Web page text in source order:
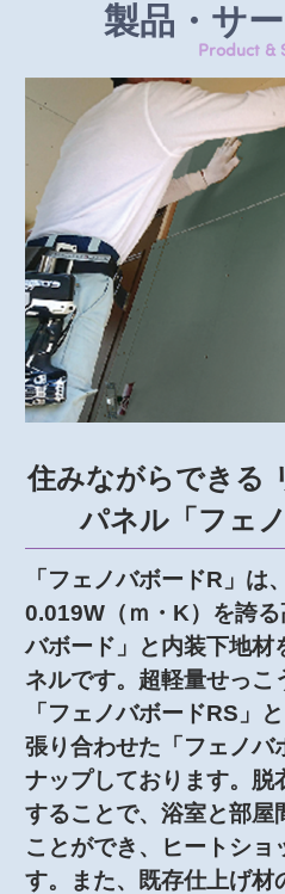
製品・サ
Product &
住みながらできる
パネル「フェ
「フェノバボードR」は
0.019W（ｍ・K）を誇
バボード」と内装下地材
ネルです。超軽量せっこ
「フェノバボードRS」
張り合わせた「フェノバ
ナップしております。脱
することで、浴室と部屋
ことができ、ヒートショ
す。また、既存仕上げ材